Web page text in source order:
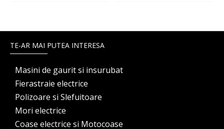
TE-AR MAI PUTEA INTERESA
Masini de gaurit si insurubat
Fierastraie electrice
Polizoare si Slefuitoare
Mori electrice
Coase electrice si Motocoase